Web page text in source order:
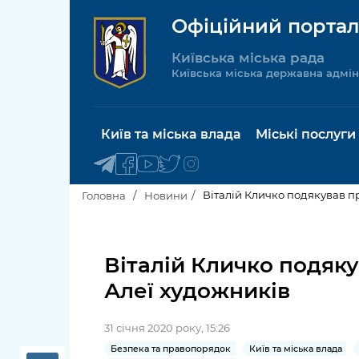
Офіційний
Київська міська рада
Київська міська державна
Київ та міська влада
Київська міська рада
Керівництво КМДА
Міські послуги
послуги
Пільги,
Паспорт,
Головна Новини Віталій Кличко подякував
Віталій Кличко
Алеї художників
31 січня 2020 року, 15:26
Безпека та правопорядок Київ та міська влада